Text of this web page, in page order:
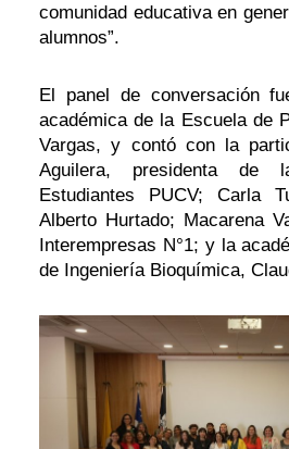
comunidad educativa en
alumnos”.
El panel de conversación
académica de la Escuela de
Vargas, y contó con la
Aguilera, presidenta de
Estudiantes PUCV; Carla
Alberto Hurtado; Macarena
Interempresas N°1; y la
de Ingeniería Bioquímica,